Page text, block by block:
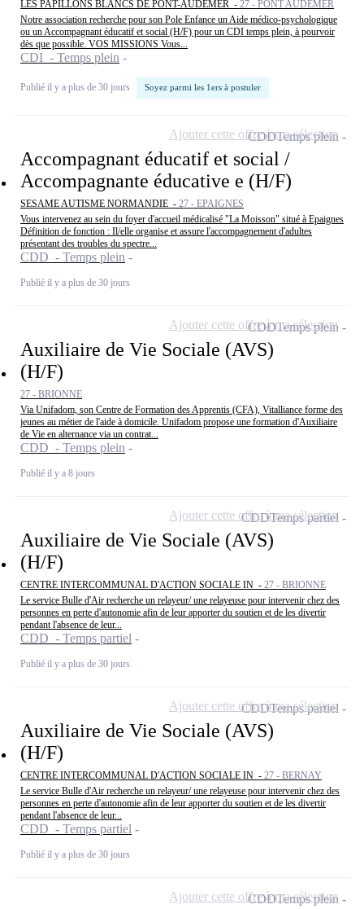
LES PAPILLONS BLANCS DE PONT-AUDEMER - 27 - PONT AUDEMER
Notre association recherche pour son Pole Enfance un Aide médico-psychologique
ou un Accompagnant éducatif et social (H/F) pour un CDI temps plein, à pourvoir
dès que possible. VOS MISSIONS Vous...
CDI - Temps plein
Publié il y a plus de 30 jours Soyez parmi les 1ers à postuler
Accompagnant éducatif et social /
Accompagnante éducative e (H/F)
SESAME AUTISME NORMANDIE - 27 - EPAIGNES
Vous intervenez au sein du foyer d'accueil médicalisé "La Moisson" situé à Epaignes
Définition de fonction : Il/elle organise et assure l'accompagnement d'adultes
présentant des troubles du spectre...
CDD - Temps plein
Publié il y a plus de 30 jours
CDDTemps plein
Ajouter cette offre à ma sélection
Auxiliaire de Vie Sociale (AVS)
(H/F)
27 - BRIONNE
Via Unifadom, son Centre de Formation des Apprentis (CFA), Vitalliance forme des
jeunes au métier de l'aide à domicile. Unifadom propose une formation d'Auxiliaire
de Vie en alternance via un contrat...
CDD - Temps plein
Publié il y a 8 jours
CDDTemps plein
Ajouter cette offre à ma sélection
Auxiliaire de Vie Sociale (AVS)
(H/F)
CENTRE INTERCOMMUNAL D'ACTION SOCIALE IN - 27 - BRIONNE
Le service Bulle d'Air recherche un relayeur/ une relayeuse pour intervenir chez des
personnes en perte d'autonomie afin de leur apporter du soutien et de les divertir
pendant l'absence de leur...
CDD - Temps partiel
Publié il y a plus de 30 jours
CDDTemps partiel
Ajouter cette offre à ma sélection
Auxiliaire de Vie Sociale (AVS)
(H/F)
CENTRE INTERCOMMUNAL D'ACTION SOCIALE IN - 27 - BERNAY
Le service Bulle d'Air recherche un relayeur/ une relayeuse pour intervenir chez des
personnes en perte d'autonomie afin de leur apporter du soutien et de les divertir
pendant l'absence de leur...
CDD - Temps partiel
Publié il y a plus de 30 jours
CDDTemps partiel
Ajouter cette offre à ma sélection
CDDTemps plein
Ajouter cette offre à ma sélection